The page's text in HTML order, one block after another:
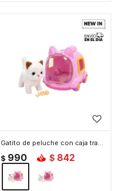
Gatito de peluche con caja transportadora - Marron
$ 990 $ 842